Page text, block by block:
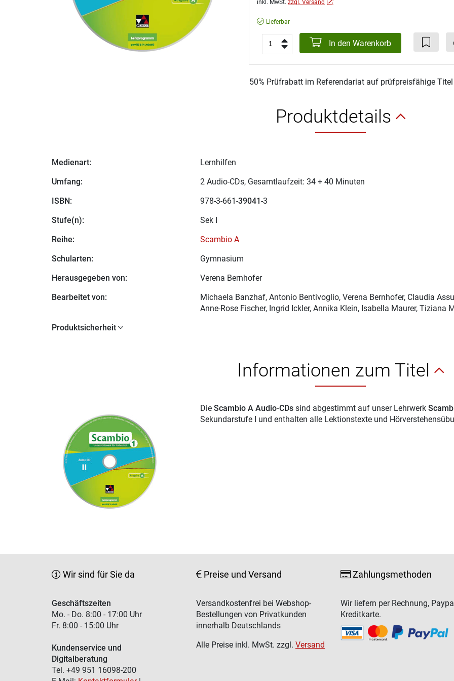
inkl. MwSt. zzgl. Versand
Lieferbar
In den Warenkorb
50% Prüfrabatt im Referendariat auf prüfpreisfähige
Produktdetails
Medienart:
Lernhilfen
Umfang:
2 Audio-CDs, Gesamtlaufzeit: 34 + 40 Minuten
ISBN:
978-3-661-39041-3
Stufe(n):
Sek I
Reihe:
Scambio A
Schularten:
Gymnasium
Herausgegeben von:
Verena Bernhofer
Bearbeitet von:
Michaela Banzhaf, Antonio Bentivoglio, Verena Bernhofer, Claudia
Anne-Rose Fischer, Ingrid Ickler, Annika Klein, Isabella Maurer, Tiziana
Produktsicherheit
Informationen zum Titel
Die Scambio A Audio-CDs sind abgestimmt auf unser Lehrwerk
Sekundarstufe I und enthalten alle Lektionstexte und
Wir sind für Sie da
Geschäftszeiten
Mo. - Do. 8:00 - 17:00 Uhr
Fr. 8:00 - 15:00 Uhr
Kundenservice und
Digitalberatung
Tel. +49 951 16098-200
Preise und Versand
Versandkostenfrei bei Webshop-
Bestellungen von Privatkunden
innerhalb Deutschlands
Alle Preise inkl. MwSt. zzgl. Versand
Zahlungsmethoden
Wir liefern per Rechnung,
Kreditkarte.